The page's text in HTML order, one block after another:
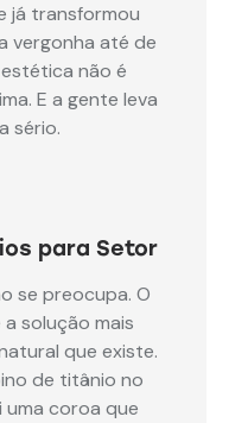
já transformou
vergonha até de
não é
E a gente leva
sério.
para Setor
se preocupa. O
solução mais
que existe.
de titânio no
uma coroa que